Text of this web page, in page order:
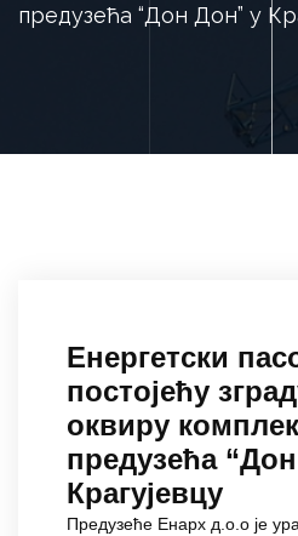
предузећа “Дон Дон” у
Енергетски
постојећу
оквиру
предузећа
Крагујевцу
Предузеће Енарх д.о.о је